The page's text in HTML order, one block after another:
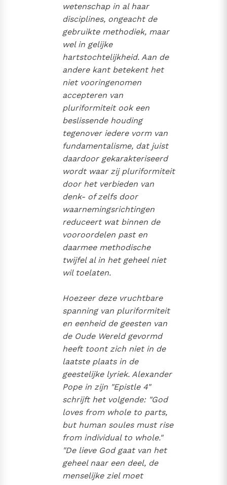
wetenschap in al haar
disciplines, ongeacht de
gebruikte methodiek, maar
wel in gelijke
hartstochtelijkheid. Aan de
andere kant betekent het
niet vooringenomen
accepteren van
pluriformiteit ook een
beslissende houding
tegenover iedere vorm van
fundamentalisme, dat juist
daardoor gekarakteriseerd
wordt waar zij pluriformiteit
door het verbieden van
denk- of zelfs door
waarnemingsrichtingen
reduceert wat binnen de
vooroordelen past en
daarmee methodische
twijfel al in het geheel niet
wil toelaten.
Hoezeer deze vruchtbare
spanning van pluriformiteit
en eenheid de geesten van
de Oude Wereld gevormd
heeft toont zich niet in de
laatste plaats in de
geestelijke lyriek. Alexander
Pope in zijn "Epistle 4"
schrijft het volgende: "God
loves from whole to parts,
but human soules must rise
from individual to whole."
"De lieve God gaat van het
geheel naar een deel, de
menselijke ziel moet